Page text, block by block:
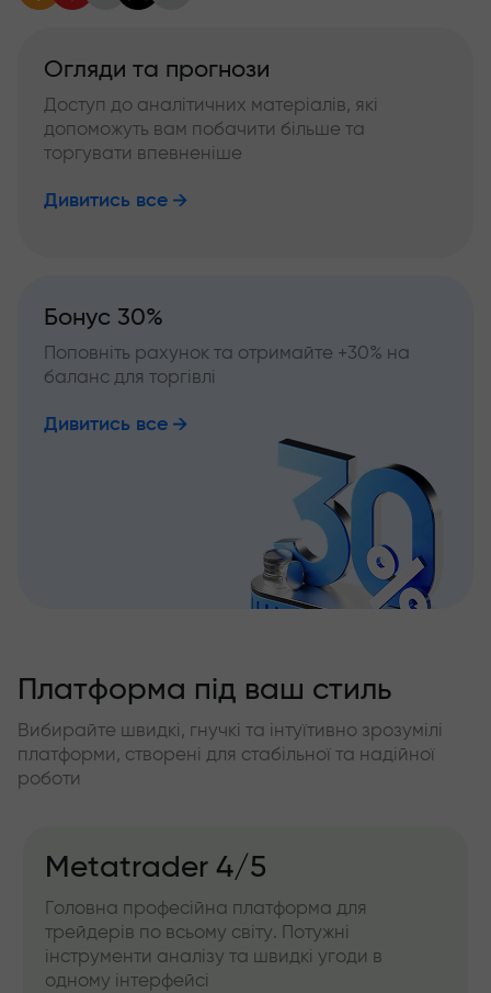
Огляди та прогнози
Доступ до аналітичних матеріалів, які
допоможуть вам побачити більше та
торгувати впевненіше
Дивитись все
Бонус 30%
Поповніть рахунок та отримайте +30% на
баланс для торгівлі
Дивитись все
Платформа під ваш стиль
Вибирайте швидкі, гнучкі та інтуїтивно зрозумілі
платформи, створені для стабільної та надійної
роботи
Metatrader 4/5
Головна професійна платформа для
трейдерів по всьому світу. Потужні
інструменти аналізу та швидкі угоди в
одному інтерфейсі